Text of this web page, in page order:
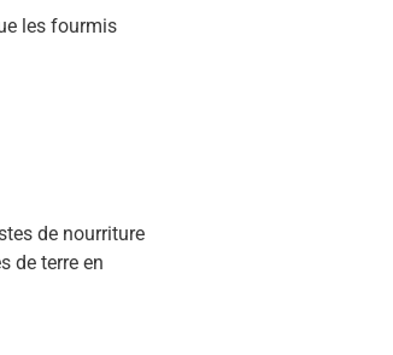
les fourmis
de nourriture
de terre en